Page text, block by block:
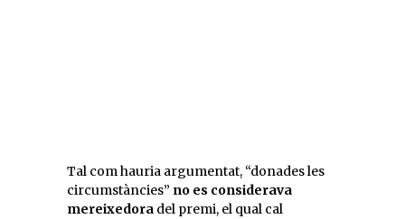
Tal com hauria argumentat, “donades les
circumstàncies” no es considerava
mereixedora del premi, el qual cal